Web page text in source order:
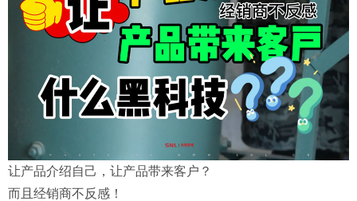
让产品介绍自己，让产品带来客户？
而且经销商不反感！